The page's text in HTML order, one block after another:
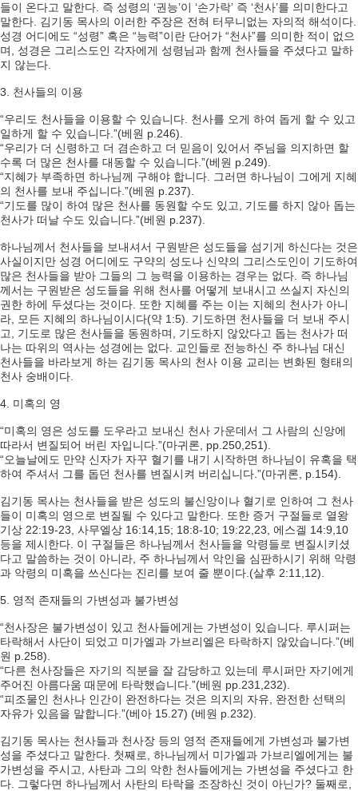
들이 온다고 말한다. 즉 성령의 ‘권능’이 ‘손가락’ 즉 ‘천사’를 의미한다고
말한다. 김기동 목사의 이러한 주장은 전혀 터무니없는 자의적 해석이다.
성경 어디에도 “성령” 혹은 “능력”이란 단어가 “천사”를 의미한 적이 없으
며, 성경은 그리스도인 각자에게 성령님과 함께 천사들을 주셨다고 말하
지 않는다.
3. 천사들의 이용
“우리도 천사들을 이용할 수 있습니다. 천사를 오게 하여 돕게 할 수 있고
일하게 할 수 있습니다.”(베원 p.246).
“우리가 더 신령하고 더 겸손하고 더 믿음이 있어서 주님을 의지하면 할
수록 더 많은 천사를 대동할 수 있습니다.”(베원 p.249).
“지혜가 부족하면 하나님께 구해야 합니다. 그러면 하나님이 그에게 지혜
의 천사를 보내 주십니다.”(베원 p.237).
“기도를 많이 하여 많은 천사를 동원할 수도 있고, 기도를 하지 않아 돕는
천사가 떠날 수도 있습니다.”(베원 p.237).
하나님께서 천사들을 보내셔서 구원받은 성도들을 섬기게 하신다는 것은
사실이지만 성경 어디에도 구약의 성도나 신약의 그리스도인이 기도하여
많은 천사들을 받아 그들의 그 능력을 이용하는 경우는 없다. 즉 하나님
께서는 구원받은 성도들을 위해 천사를 어떻게 보내시고 쓰실지 자신의
권한 하에 두셨다는 것이다. 또한 지혜를 주는 이는 지혜의 천사가 아니
라, 모든 지혜의 하나님이시다(약 1:5). 기도하면 천사들을 더 보내 주시
고, 기도로 많은 천사들을 동원하며, 기도하지 않았다고 돕는 천사가 떠
나는 따위의 역사는 성경에는 없다. 교인들로 전능하신 주 하나님 대신
천사들을 바라보게 하는 김기동 목사의 천사 이용 교리는 변화된 형태의
천사 숭배이다.
4. 미혹의 영
“미혹의 영은 성도를 도우라고 보내신 천사 가운데서 그 사람의 신앙에
따라서 변질되어 버린 자입니다.”(마귀론, pp.250,251).
“오늘날에도 만약 신자가 자꾸 혈기를 내기 시작하면 하나님이 유혹을 택
하여 주셔서 그를 돕던 천사를 변질시켜 버리십니다.”(마귀론, p.154).
김기동 목사는 천사들을 받은 성도의 불신앙이나 혈기로 인하여 그 천사
들이 미혹의 영으로 변질될 수 있다고 말한다. 또한 증거 구절들로 열왕
기상 22:19-23, 사무엘상 16:14,15; 18:8-10; 19:22,23, 에스겔 14:9,10
등을 제시한다. 이 구절들은 하나님께서 천사들을 악령들로 변질시키셨
다고 말씀하는 것이 아니라, 주 하나님께서 악인을 심판하시기 위해 악령
과 악령의 미혹을 쓰신다는 진리를 보여 줄 뿐이다.(살후 2:11,12).
5. 영적 존재들의 가변성과 불가변성
“천사장은 불가변성이 있고 천사들에게는 가변성이 있습니다. 루시퍼는
타락해서 사단이 되었고 미가엘과 가브리엘은 타락하지 않았습니다.”(베
원 p.258).
“다른 천사장들은 자기의 직분을 잘 감당하고 있는데 루시퍼만 자기에게
주어진 아름다움 때문에 타락했습니다.”(베원 pp.231,232).
“피조물인 천사나 인간이 완전하다는 것은 의지의 자유, 완전한 선택의
자유가 있음을 말합니다.”(베아 15.27) (베원 p.232).
김기동 목사는 천사들과 천사장 등의 영적 존재들에게 가변성과 불가변
성을 주셨다고 말한다. 첫째로, 하나님께서 미가엘과 가브리엘에게는 불
가변성을 주시고, 사탄과 그의 악한 천사들에게는 가변성을 주셨다고 한
다. 그렇다면 하나님께서 사탄의 타락을 조장하신 것이 아닌가? 둘째로,